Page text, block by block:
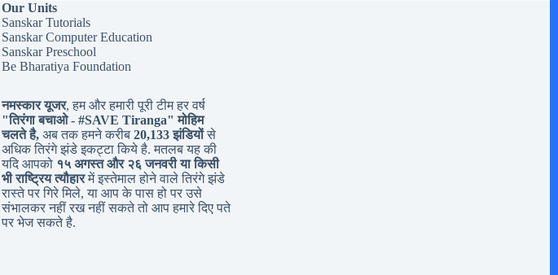
Our Units
Sanskar Tutorials
Sanskar Computer Education
Sanskar Preschool
Be Bharatiya Foundation
नमस्कार यूजर, हम और हमारी पूरी टीम हर वर्ष
"तिरंगा बचाओ - #SAVE Tiranga" मोहिम
चलते है,अब तक हमने करीब 20,133 झंडियोंसे
अधिक तिरंगे झंडे इकट्टा किये है. मतलब यह की
यदि आपको १५ अगस्त और २६ जनवरी या किसी
भी राष्ट्रिय त्यौहारमें इस्तेमाल होने वाले तिरंगे झंडे
रास्ते पर गिरे मिले, या आप के पास हो पर उसे
संभालकर नहीं रख नहीं सकते तो आप हमारे दिए पते
पर भेज सकते है.